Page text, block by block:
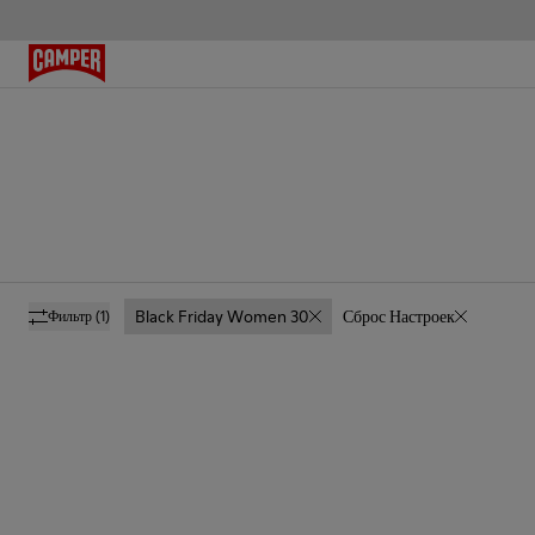
Фильтр(1) Black Friday Women 30 Сброс Настроек